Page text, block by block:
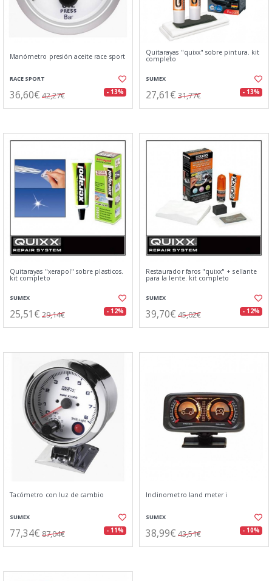
Manómetro presión aceite race sport
RACE SPORT
36,60€ 42,27€ - 13%
Quitarayas "quixx" sobre pintura. kit
completo
SUMEX
27,61€ 31,77€ - 13%
Quitarayas "xerapol" sobre plasticos.
kit completo
SUMEX
25,51€ 29,14€ - 12%
Restaurador faros "quixx" + sellante
para la lente. kit completo
SUMEX
39,70€ 45,02€ - 12%
Tacómetro con luz de cambio
SUMEX
77,34€ 87,04€ - 11%
Inclinometro land meter i
SUMEX
38,99€ 43,51€ - 10%